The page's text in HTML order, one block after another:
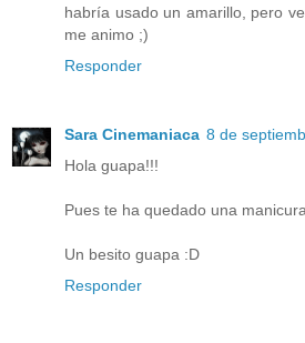
habría usado un amarillo, pero
me animo ;)
Responder
Sara Cinemaniaca 8 de
Hola guapa!!!
Pues te ha quedado una
Un besito guapa :D
Responder